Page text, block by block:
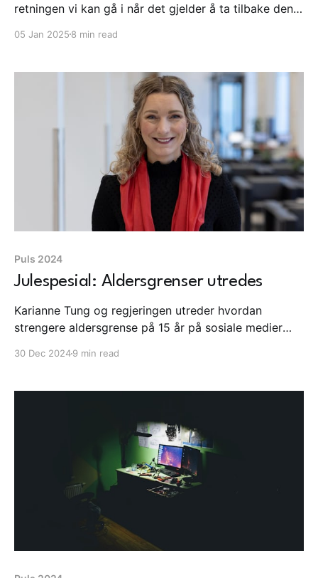
retningen vi kan gå i når det gjelder å ta tilbake den
over livene våre? Les noen av ukas viktigste saker,
05 Jan 2025 8 min read
Puls 2024
Julespesial: Aldersgrenser utredes
Karianne Tung og regjeringen utreder hvordan
strengere aldersgrense på 15 år på sosiale medier
30 Dec 20249 min read